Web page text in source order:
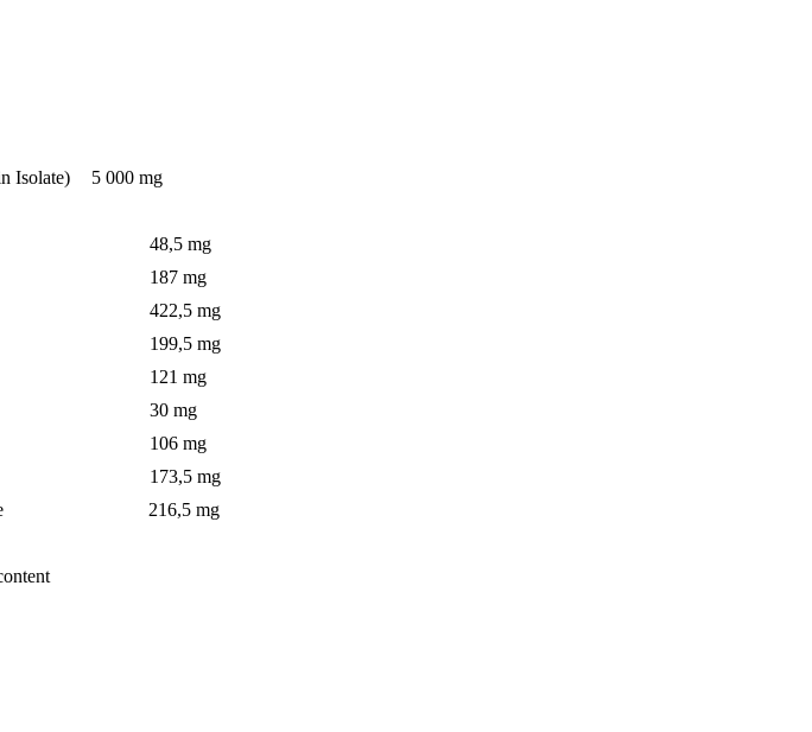
Isolate)
5 000 mg
48,5 mg
187 mg
422,5 mg
199,5 mg
121 mg
30 mg
106 mg
173,5 mg
216,5 mg